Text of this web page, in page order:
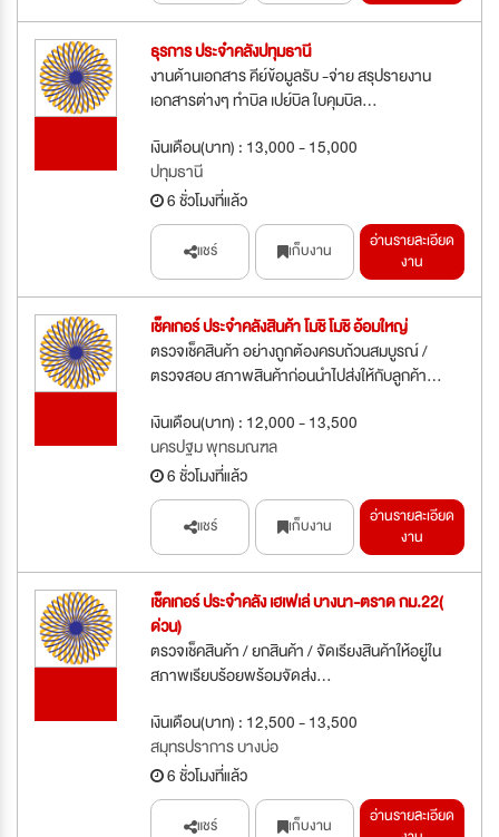
ธุรการ ประจำคลังปทุมธานี
งานด้านเอกสาร คีย์ข้อมูลรับ -จ่าย สรุปรายงาน
เอกสารต่างๆ ทำบิล เปย์บิล ใบคุมบิล...
เงินเดือน(บาท) : 13,000 - 15,000
ปทุมธานี
6 ชั่วโมงที่แล้ว
แชร์ เก็บงาน
อ่านรายละเอียด
งาน
เช็คเกอร์ ประจำคลังสินค้า โมชิ โมชิ อ้อมใหญ่
ตรวจเช็คสินค้า อย่างถูกต้องครบถ้วนสมบูรณ์ /
ตรวจสอบ สภาพสินค้าก่อนนำไปส่งให้กับลูกค้า...
เงินเดือน(บาท) : 12,000 - 13,500
นครปฐม พุทธมณฑล
6 ชั่วโมงที่แล้ว
แชร์ เก็บงาน
อ่านรายละเอียด
งาน
เช็คเกอร์ ประจำคลัง เฮเฟเล่ บางนา-ตราด กม.22(
ด่วน)
ตรวจเช็คสินค้า / ยกสินค้า / จัดเรียงสินค้าให้อยู่ใน
สภาพเรียบร้อยพร้อมจัดส่ง...
เงินเดือน(บาท) : 12,500 - 13,500
สมุทรปราการ บางบ่อ
6 ชั่วโมงที่แล้ว
แชร์ เก็บงาน
อ่านรายละเอียด